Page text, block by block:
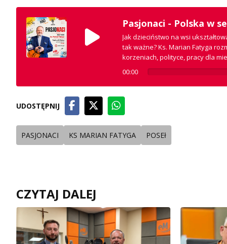
Pasjonaci - Polska w
Jak dzieciństwo na wsi
tak ważne? Ks. Marian Fatyga
korzeniach, polityce, pracy dla
00:00
UDOSTĘPNIJ
PASJONACI KS MARIAN FATYGA POSEł
CZYTAJ DALEJ